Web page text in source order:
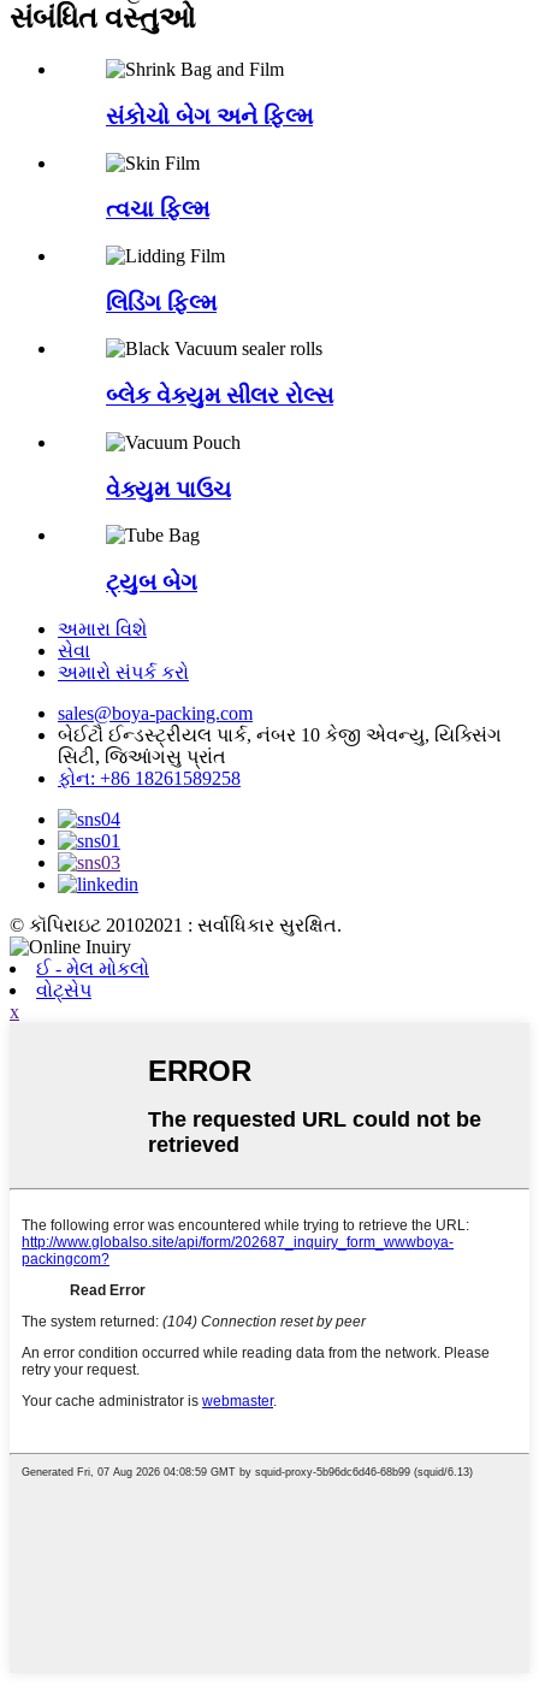
સંબંધિત વસ્તુઓ
સંકોચો બેગ અને ફિલ્મ
ત્વચા ફિલ્મ
લિડિંગ ફિલ્મ
બ્લેક વેક્યુમ સીલર રોલ્સ
વેક્યુમ પાઉચ
ટ્યુબ બેગ
અમારા વિશે
સેવા
અમારો સંપર્ક કરો
sales@boya-packing.com
બેઈટૌ ઈન્ડસ્ટ્રીયલ પાર્ક, નંબર 10 કેજી એવન્યુ, યિક્સિંગ
સિટી, જિઆંગસુ પ્રાંત
ફોન: +86 18261589258
© કૉપિરાઇટ 20102021 : સર્વાધિકાર સુરક્ષિત.
ઈ - મેલ મોકલો
વોટ્સેપ
x